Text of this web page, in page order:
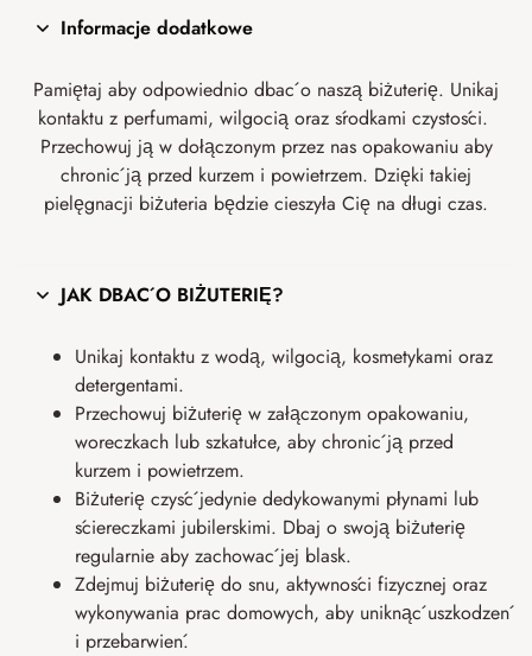
Informacje dodatkowe
Pamiętaj aby odpowiednio dbać o naszą biżuterię. Unikaj
kontaktu z perfumami, wilgocią oraz środkami czystości.
Przechowuj ją w dołączonym przez nas opakowaniu aby
chronić ją przed kurzem i powietrzem. Dzięki takiej
pielęgnacji biżuteria będzie cieszyła Cię na długi czas.
JAK DBAĆ O BIŻUTERIĘ?
Unikaj kontaktu z wodą, wilgocią, kosmetykami oraz
detergentami.
Przechowuj biżuterię w załączonym opakowaniu,
woreczkach lub szkatułce, aby chronić ją przed
kurzem i powietrzem.
Biżuterię czyść jedynie dedykowanymi płynami lub
ściereczkami jubilerskimi. Dbaj o swoją biżuterię
regularnie aby zachować jej blask.
Zdejmuj biżuterię do snu, aktywności fizycznej oraz
wykonywania prac domowych, aby uniknąć uszkodzeń
i przebarwień.